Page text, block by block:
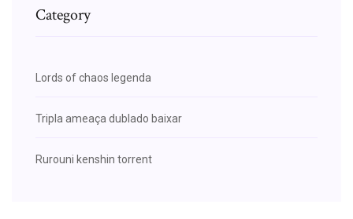
Category
Lords of chaos legenda
Tripla ameaça dublado baixar
Rurouni kenshin torrent